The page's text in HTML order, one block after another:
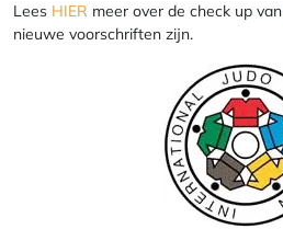
Lees HIER meer over de check up van
nieuwe voorschriften zijn.